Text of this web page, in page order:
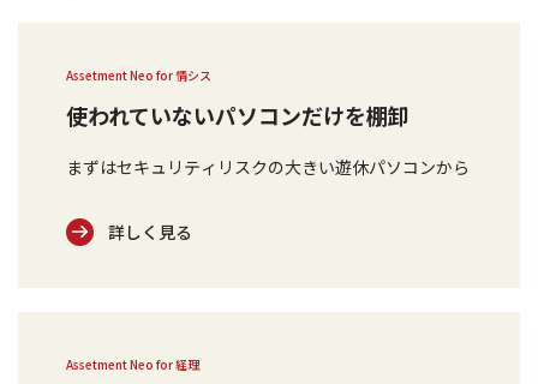
Assetment Neo for 情シス
使われていないパソコンだけを棚卸
まずはセキュリティリスクの大きい遊休パソコンから
詳しく見る
Assetment Neo for 経理